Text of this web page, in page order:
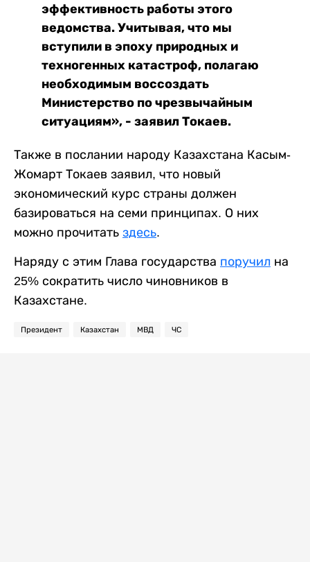
эффективность работы этого
ведомства. Учитывая, что мы
вступили в эпоху природных и
техногенных катастроф, полагаю
необходимым воссоздать
Министерство по чрезвычайным
ситуациям», - заявил Токаев.
Также в послании народу Казахстана Касым-
Жомарт Токаев заявил, что новый
экономический курс страны должен
базироваться на семи принципах. О них
можно прочитать здесь.
Наряду с этим Глава государства поручил на
25% сократить число чиновников в
Казахстане.
Президент Казахстан МВД ЧС